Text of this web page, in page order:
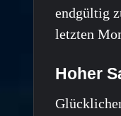
endgültig
letzten
Hoher